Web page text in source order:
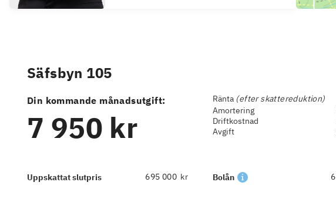
Säfsbyn 105
Din kommande månadsutgift:
7 950 kr
Ränta (efter skattereduktion)
Amortering
Driftkostnad
Avgift
Uppskattat slutpris kr Bolån